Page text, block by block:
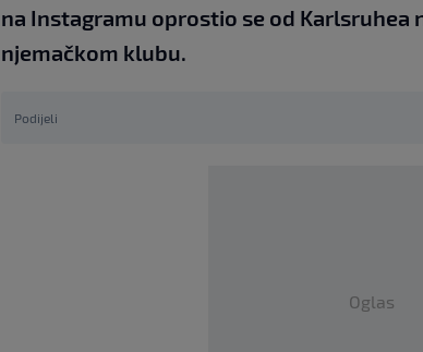
na Instagramu oprostio se od Karlsruhea
njemačkom klubu.
Podijeli
Oglas